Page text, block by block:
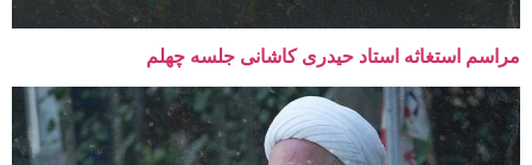
مراسم استغاثه استاد حیدری کاشانی جلسه چهلم